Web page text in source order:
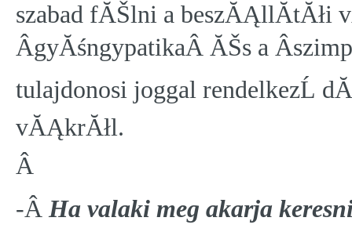
szabad fĂŠlni a beszĂĄllĂ­tĂłi
ÂgyĂśngypatikaÂ ĂŠs a
tulajdonosi joggal rendelkezĹ
vĂĄkrĂłl.
Â
-ÂHa valaki meg akarja